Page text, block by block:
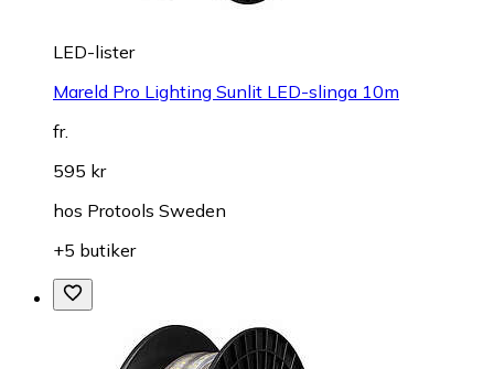
LED-lister
Mareld Pro Lighting Sunlit LED-slinga 10m
fr.
595 kr
hos Protools Sweden
+5 butiker